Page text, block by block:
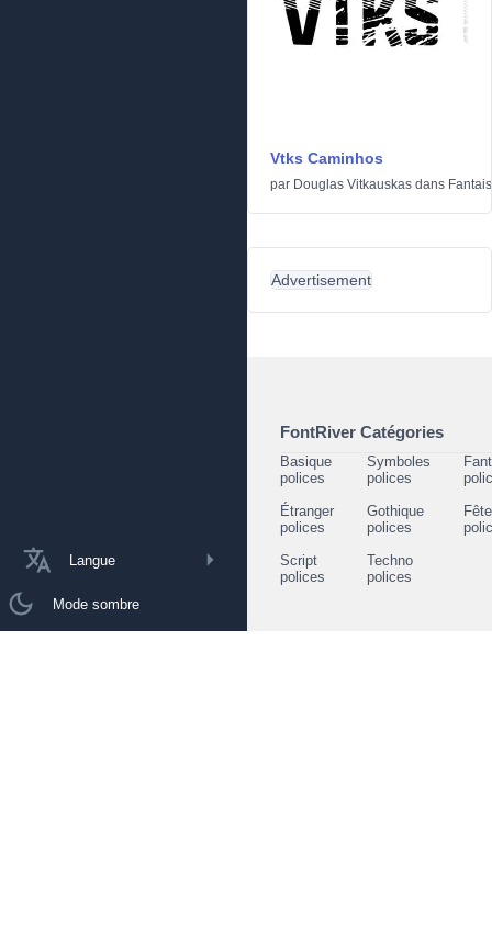
Langue
Mode sombre
Vtks Caminhos
par Douglas Vitkauskas dans
Advertisement
FontRiver Catégories
Basique
polices
Symboles
polices
Étranger
polices
Gothique
polices
Script
polices
Techno
polices